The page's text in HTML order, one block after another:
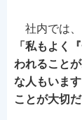
社内では、
「私もよく
われること
な人もいま
ことが大切